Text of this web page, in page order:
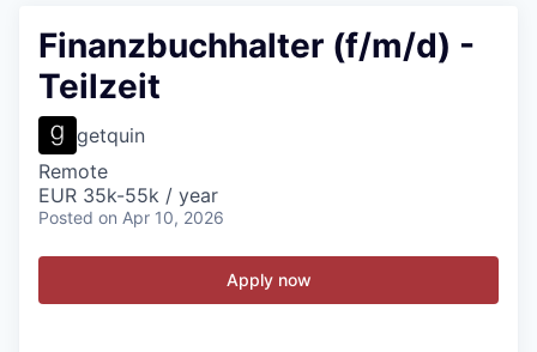
Finanzbuchhalter (f/m/d) -
Teilzeit
getquin
Remote
EUR 35k-55k / year
Posted on Apr 10, 2026
Apply now